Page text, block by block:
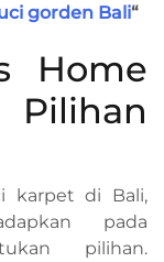
gorden Bali“
Home
Pilihan
karpet di Bali,
pada
pilihan.